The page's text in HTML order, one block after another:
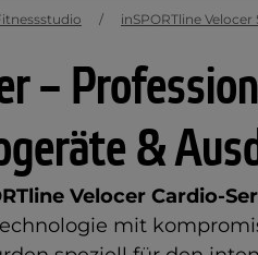
–
&
Velocer Cardio-
mit
inSPORTline Velocer